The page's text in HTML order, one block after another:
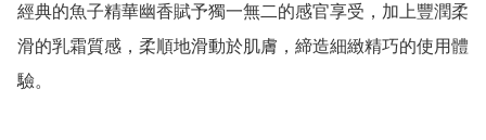
經典的魚子精華幽香賦予獨一無二的感官享受，加上豐潤柔
滑的乳霜質感，柔順地滑動於肌膚，締造細緻精巧的使用體
驗。